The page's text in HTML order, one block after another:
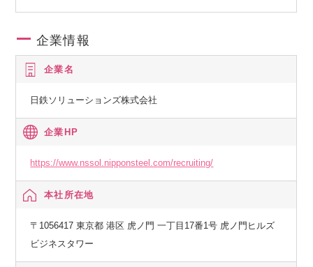
企業情報
企業名
日鉄ソリューションズ株式会社
企業HP
https://www.nssol.nipponsteel.com/recruiting/
本社所在地
〒1056417 東京都 港区 虎ノ門 一丁目17番1号 虎ノ門ヒルズ
ビジネスタワー